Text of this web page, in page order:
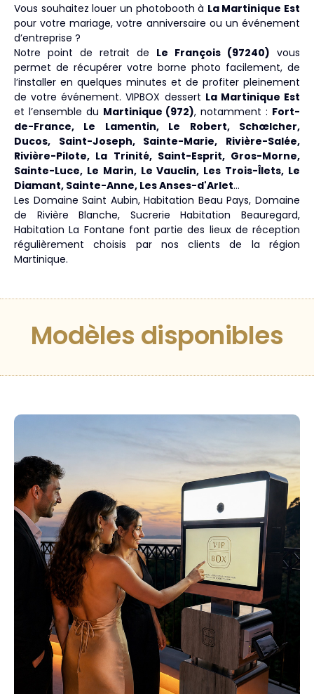
Vous souhaitez louer un photobooth à La Martinique Est
pour votre mariage, votre anniversaire ou un événement
d’entreprise ?
Notre point de retrait de Le François (97240) vous
permet de récupérer votre borne photo facilement, de
l’installer en quelques minutes et de profiter pleinement
de votre événement. VIPBOX dessert La Martinique Est
et l’ensemble du Martinique (972), notamment : Fort-
de-France, Le Lamentin, Le Robert, Schœlcher,
Ducos, Saint-Joseph, Sainte-Marie, Rivière-Salée,
Rivière-Pilote, La Trinité, Saint-Esprit, Gros-Morne,
Sainte-Luce, Le Marin, Le Vauclin, Les Trois-Îlets, Le
Diamant, Sainte-Anne, Les Anses-d'Arlet…
Les Domaine Saint Aubin, Habitation Beau Pays, Domaine
de Rivière Blanche, Sucrerie Habitation Beauregard,
Habitation La Fontane font partie des lieux de réception
régulièrement choisis par nos clients de la région
Martinique.
Modèles disponibles